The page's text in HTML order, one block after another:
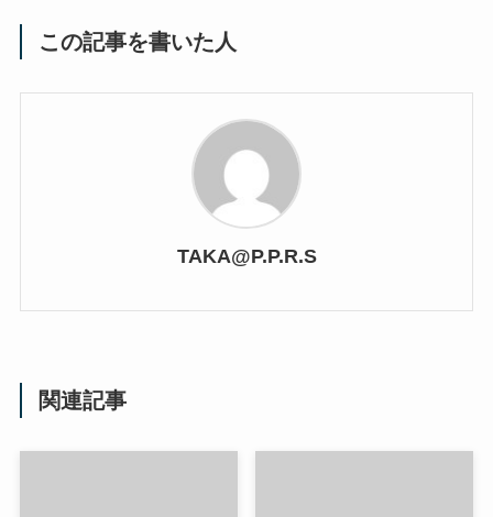
この記事を書いた人
TAKA@P.P.R.S
関連記事